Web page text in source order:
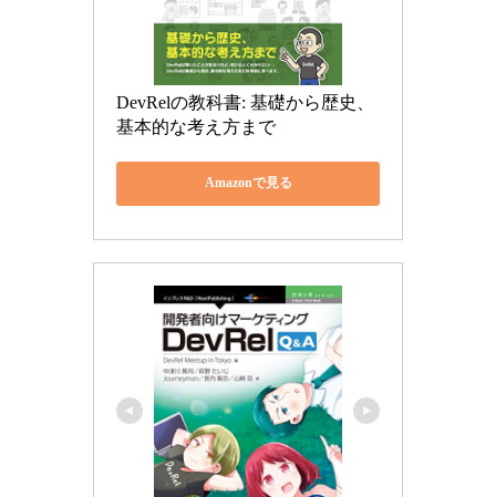
DevRelの教科書: 基礎から歴史、
基本的な考え方まで
Amazonで見る